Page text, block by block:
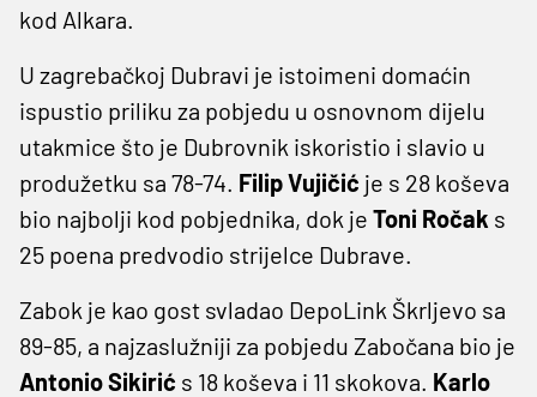
kod Alkara.
U zagrebačkoj Dubravi je istoimeni domaćin
ispustio priliku za pobjedu u osnovnom dijelu
utakmice što je Dubrovnik iskoristio i slavio u
produžetku sa 78-74. Filip Vujičić je s 28 koševa
bio najbolji kod pobjednika, dok je Toni Ročak s
25 poena predvodio strijelce Dubrave.
Zabok je kao gost svladao DepoLink Škrljevo sa
89-85, a najzaslužniji za pobjedu Zabočana bio je
Antonio Sikirić s 18 koševa i 11 skokova. Karlo